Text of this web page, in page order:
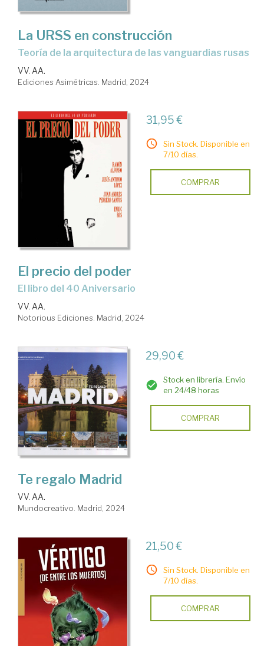
La URSS en construcción
Teoría de la arquitectura de las vanguardias rusas
VV. AA.
Ediciones Asimétricas. Madrid, 2024
31,95 €
Sin Stock. Disponible en
7/10 días.
COMPRAR
El precio del poder
el libro del 40 Aniversario
VV. AA.
Notorious Ediciones. Madrid, 2024
29,90 €
Stock en librería. Envío
en 24/48 horas
COMPRAR
Te regalo Madrid
VV. AA.
Mundocreativo. Madrid, 2024
21,50 €
Sin Stock. Disponible en
7/10 días.
COMPRAR